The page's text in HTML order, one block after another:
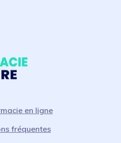
en ligne
fréquentes